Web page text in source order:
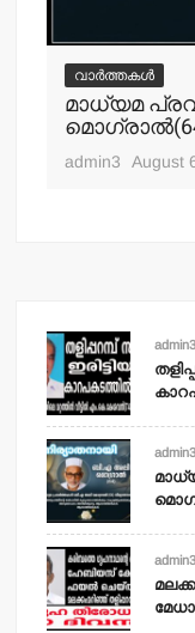
വാർത്തകൾ
പോലീസ്
admin3
admin3
admin3